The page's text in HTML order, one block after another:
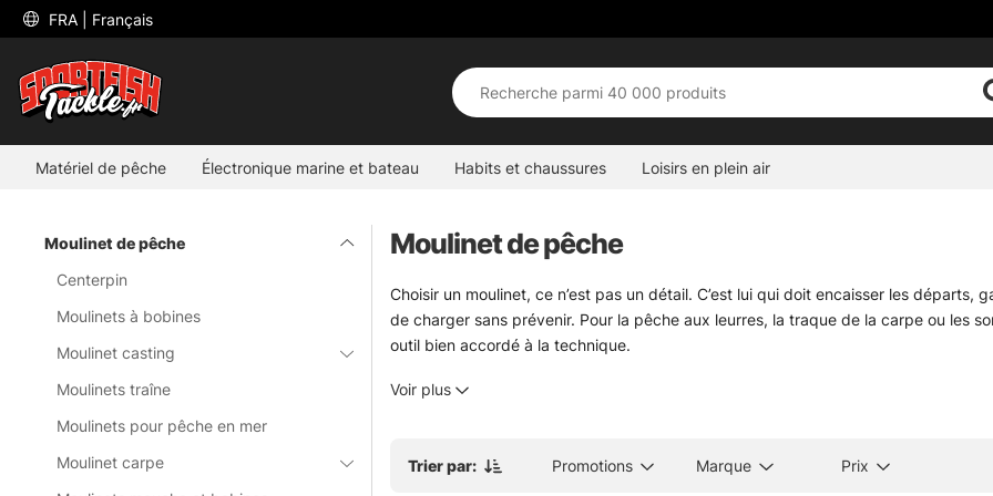
FRA | Français
Matériel de pêche Électronique marine et bateau Habits et chaussures Loisirs en plein air
Moulinet de pêche
Centerpin
Moulinets à bobines
Moulinet casting
Moulinets traîne
Moulinets pour pêche en mer
Moulinet carpe
Moulinet de pêche
Choisir un moulinet, ce n’est pas un détail. C’est lui qui doit encaisser les
de charger sans prévenir. Pour la pêche aux leurres, la traque de la carpe ou les
outil bien accordé à la technique.
appuyés. Le spinning reste le plus simple à prendre en main et le plus passe-
Le choix se fait aussi sur des détails très concrets. Le ratio compte pour la
Voir plus
Trier par: Promotions Marque Prix